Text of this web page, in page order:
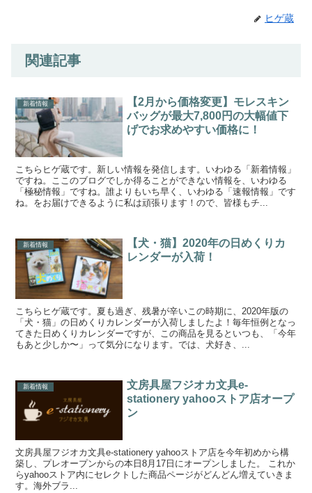
ヒゲ蔵
関連記事
新着情報
【2月から価格変更】モレスキン
バッグが最大7,800円の大幅値下
げでお求めやすい価格に！
こちらヒゲ蔵です。新しい情報を発信します。いわゆる「新着情報」
ですね。ここのブログでしか得ることができない情報を、いわゆる
「極秘情報」ですね。誰よりもいち早く、いわゆる「速報情報」です
ね。をお届けできるように私は頑張ります！ので、皆様もチ...
新着情報
【犬・猫】2020年の日めくりカ
レンダーが入荷！
こちらヒゲ蔵です。夏も過ぎ、残暑が辛いこの時期に、2020年版の
「犬・猫」の日めくりカレンダーが入荷しましたよ！毎年恒例となっ
てきた日めくりカレンダーですが、この商品を見るといつも、「今年
もあと少しか〜」って気分になります。では、犬好き、...
新着情報
文房具屋フジオカ文具e-
stationery yahooストア店オープ
ン
文房具屋フジオカ文具e-stationery yahooストア店を今年初めから構
築し、プレオープンからの本日8月17日にオープンしました。 これか
らyahooストア内にセレクトした商品ページがどんどん増えていきま
す。海外ブラ...